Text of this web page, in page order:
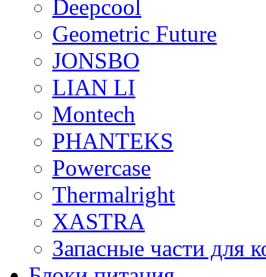
Deepcool
Geometric Future
JONSBO
LIAN LI
Montech
PHANTEKS
Powercase
Thermalright
XASTRA
Запасные части для